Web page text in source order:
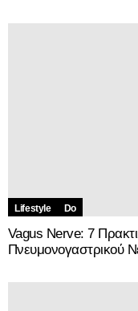
Lifestyle Do
Vagus Nerve: 7
Πνευμονογαστρικού